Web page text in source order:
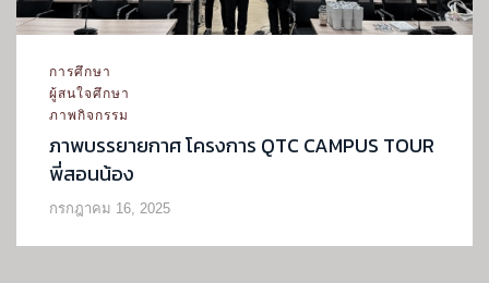
การศึกษา
ผู้สนใจศึกษา
ภาพกิจกรรม
ภาพบรรยายกาศ โครงการ QTC CAMPUS TOUR
พี่สอนน้อง
กรกฎาคม 16, 2025